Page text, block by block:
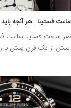
فستینا | هر آنچه باید
ساعت فستینا ساعت
از یک قرن پیش با